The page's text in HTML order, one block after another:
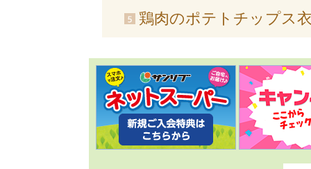
鶏肉のポテトチップス